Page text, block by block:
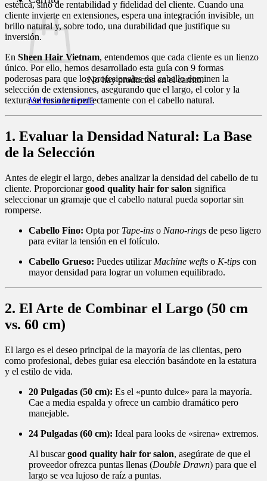
No hay productos en el carrito.
Volver a la tienda
estética, sino de rentabilidad y fidelidad del cliente. Cuando una
cliente invierte en extensiones, espera una integración invisible, un
brillo natural y, sobre todo, una durabilidad que justifique su
inversión.
En Sheen Hair Vietnam, entendemos que cada cliente es un lienzo
único. Por ello, hemos desarrollado esta guía con 9 formas
poderosas para que los profesionales del cabello dominen la
selección de extensiones, asegurando que el largo, el color y la
textura se fusionen perfectamente con el cabello natural.
1. Evaluar la Densidad Natural: La Base
de la Selección
Antes de elegir el largo, debes analizar la densidad del cabello de tu
cliente. Proporcionargood quality hair for salon significa
seleccionar un gramaje que el cabello natural pueda soportar sin
romperse.
Cabello Fino: Opta por Tape-ins o Nano-rings de peso ligero
para evitar la tensión en el folículo.
Cabello Grueso: Puedes utilizar Machine wefts o K-tips con
mayor densidad para lograr un volumen equilibrado.
2. El Arte de Combinar el Largo (50 cm
vs. 60 cm)
El largo es el deseo principal de la mayoría de las clientas, pero
como profesional, debes guiar esa elección basándote en la estatura
y el estilo de vida.
20 Pulgadas (50 cm): Es el «punto dulce» para la mayoría.
Cae a media espalda y ofrece un cambio dramático pero
manejable.
24 Pulgadas (60 cm): Ideal para looks de «sirena» extremos.
Al buscargood quality hair for salon, asegúrate de que el
proveedor ofrezca puntas llenas (Double Drawn) para que el
largo se vea lujoso de raíz a puntas.